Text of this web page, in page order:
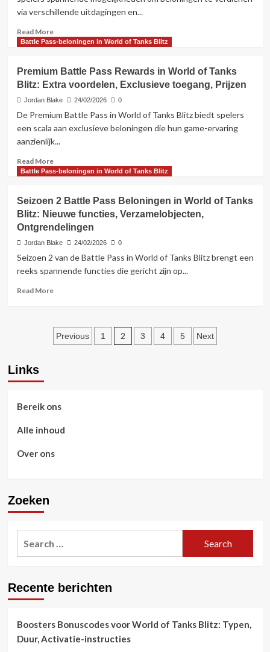
Tanks
Start-
en
Vernieuwing,
Timing
via verschillende uitdagingen en...
Read MoreRead
more
Evenement
Missies
Prijzen
of
Tanks
Lopende
evenementen,
Deelname
Battle Pass-beloningen in World of Tanks Blitz
Premium Battle Pass Rewards in World of Tanks
Blitz: Extra voordelen, Exclusieve toegang, Prijzen
Jordan Blake 24/02/2026 0
De Premium Battle Pass in World of Tanks Blitz biedt spelers
een scala aan exclusieve beloningen die hun game-ervaring
aanzienlijk...
Read MoreRead
more
Battle
Pass
Rewards
in
of
Tanks
toegang,
Prijzen
Battle Pass-beloningen in World of Tanks Blitz
Seizoen 2 Battle Pass Beloningen in World of Tanks
Blitz: Nieuwe functies, Verzamelobjecten,
Ontgrendelingen
Jordan Blake 24/02/2026 0
Seizoen 2 van de Battle Pass in World of Tanks Blitz brengt een
reeks spannende functies die gericht zijn op...
Read MoreRead
2
Battle
of
Blitz:
Posts
Previous 1 2 3 4 5 Next
Links
Bereik ons
Alle inhoud
Over ons
Zoeken
Recente berichten
Boosters Bonuscodes voor World of Tanks Blitz: Typen,
Duur, Activatie-instructies